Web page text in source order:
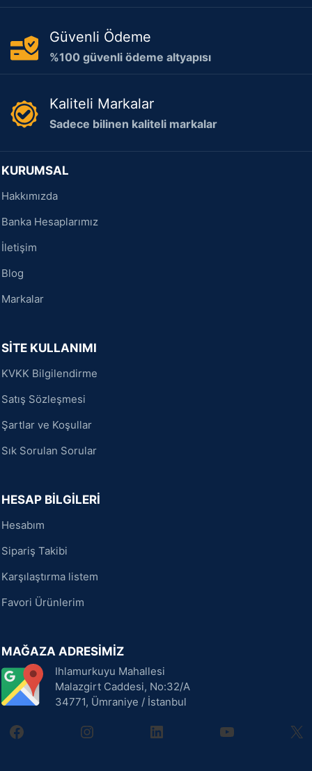
Güvenli Ödeme
%100 güvenli ödeme altyapısı
Kaliteli Markalar
Sadece bilinen kaliteli markalar
KURUMSAL
Hakkımızda
Banka Hesaplarımız
İletişim
Blog
Markalar
SİTE KULLANIMI
KVKK Bilgilendirme
Satış Sözleşmesi
Şartlar ve Koşullar
Sık Sorulan Sorular
HESAP BİLGİLERİ
Hesabım
Sipariş Takibi
Karşılaştırma listem
Favori Ürünlerim
MAĞAZA ADRESİMİZ
Ihlamurkuyu Mahallesi
Malazgirt Caddesi, No:32/A
34771, Ümraniye / İstanbul
facebookinstagramlinkedin youtube X